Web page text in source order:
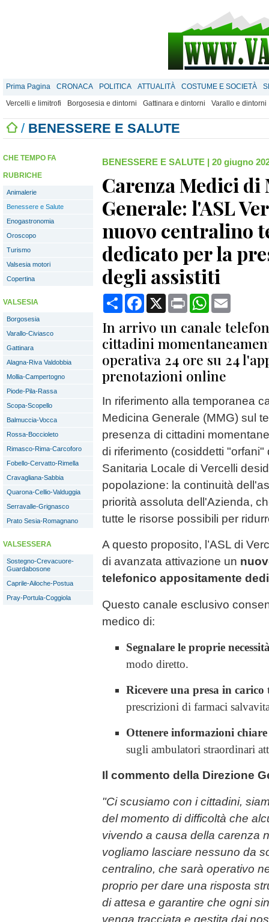
Prima Pagina CRONACA POLITICA ATTUALITÀ COSTUME E SOCIETÀ
Vercelli e limitrofi
Borgosesia e dintorni Gattinara e dintorni Varallo e dintorni
/ BENESSERE E SALUTE
CHE TEMPO FA
RUBRICHE
Animalerie
Benessere e Salute
Enogastronomia
Oroscopo
Turismo
Valsesia motori
Copertina
VALSESIA
Borgosesia
Varallo-Civiasco
Gattinara
Alagna-Riva Valdobbia
Mollia-Campertogno
Piode-Pila-Rassa
Scopa-Scopello
Balmuccia-Vocca
Rossa-Boccioleto
Rimasco-Rima-Carcoforo
Fobello-Cervatto-Rimella
Cravagliana-Sabbia
Quarona-Cellio-Valduggia
Serravalle-Grignasco
Prato Sesia-Romagnano
VALSESSERA
Sostegno-Crevacuore-
Guardabosone
Caprile-Ailoche-Postua
Pray-Portula-Coggiola
BENESSERE E SALUTE | 20 giugno
Carenza Medici di
Generale: l'ASL
nuovo centralino
dedicato per la
degli assistiti
CondividiFacebook
X Print WhatsApp
In arrivo un canale
cittadini
operativa 24 ore su 24
prenotazioni online
In riferimento alla temporanea
Medicina Generale (MMG) sul
presenza di cittadini
di riferimento (cosiddetti "orfani"
Sanitaria Locale di Vercelli
popolazione: la continuità
priorità assoluta dell'Azienda,
tutte le risorse possibili per
A questo proposito, l’ASL di
di avanzata attivazione un
telefonico appositamente
Questo canale esclusivo
medico di:
Segnalare le proprie
modo diretto.
Ricevere una presa in carico
prescrizioni di farmaci
Ottenere informazioni chiare
sugli ambulatori straordinari
Il commento della Direzione
"Ci scusiamo con i cittadini,
del momento di difficoltà che
vivendo a causa della carenza
vogliamo lasciare nessuno da
centralino, che sarà operativo
proprio per dare una risposta
di attesa e garantire che ogni
venga tracciata e gestita dai